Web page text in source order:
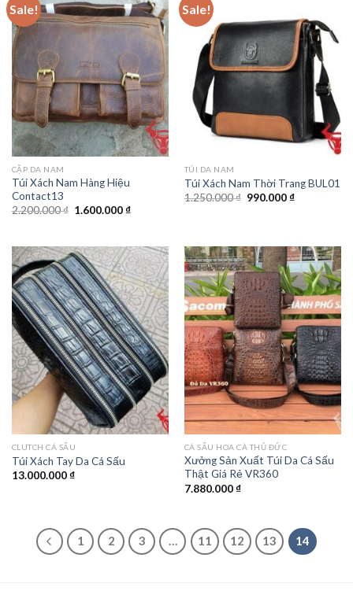
Sale!
CẶP DA NAM
Túi Xách Nam Hàng Hiệu
Contact13
2.200.000₫ 1.600.000₫
Sale!
TÚI DA NAM
Túi Xách Nam Thời Trang BUL01
1.250.000₫ 990.000₫
CLUTCH CÁ SẤU
Túi Xách Tay Da Cá Sấu
13.000.000₫
CÁ SẤU HOA CÀ THỦ ĐỨC
Xưởng Sản Xuất Túi Da Cá Sấu
Thật Giá Rẻ VR360
7.880.000₫
1 2 3 … 11 12 13 14